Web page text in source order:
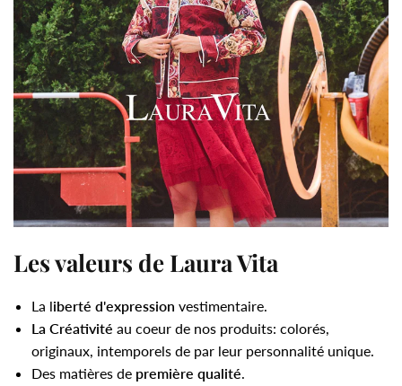
Les valeurs de Laura Vita
La liberté d'expression vestimentaire.
La Créativité au coeur de nos produits: colorés,
originaux, intemporels de par leur personnalité unique.
Des matières de première qualité.